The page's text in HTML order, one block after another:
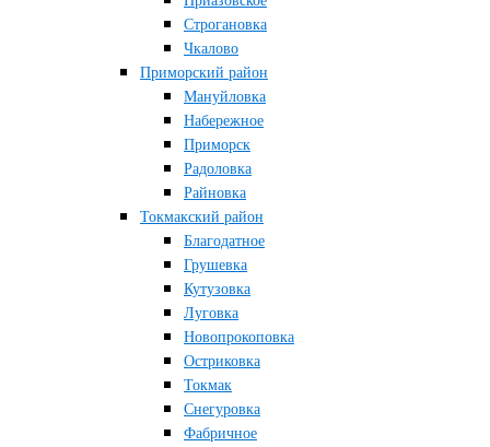
Строгановка
Чкалово
Приморский район
Мануйловка
Набережное
Приморск
Радоловка
Райновка
Токмакский район
Благодатное
Грушевка
Кутузовка
Луговка
Новопрокоповка
Остриковка
Токмак
Снегуровка
Фабричное